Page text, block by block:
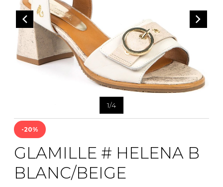
ENTRETIEN
VETEMENTS
CEINTURES
FEMMES
HOMMES
AUTRES
CIRAGES
LACETS
SEMELLES
VAPORISATEUR
1/4
-20%
GLAMILLE # HELENA B
BLANC/BEIGE